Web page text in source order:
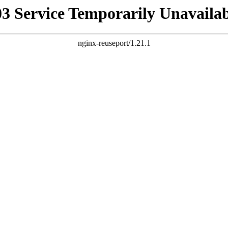
Service Temporarily
nginx-reuseport/1.21.1